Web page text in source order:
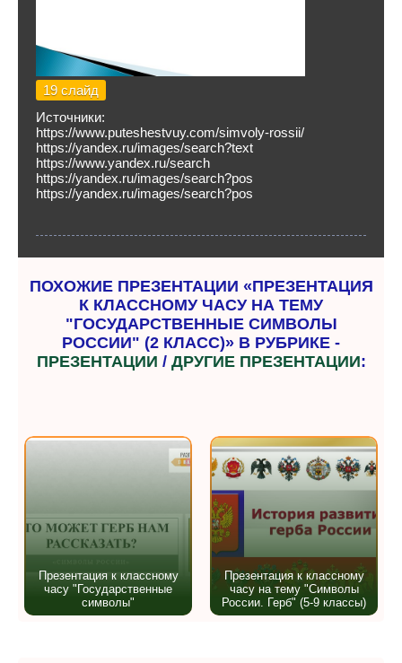
19 слайд
Источники:
https://www.puteshestvuy.com/simvoly-rossii/
https://yandex.ru/images/search?text
https://www.yandex.ru/search
https://yandex.ru/images/search?pos
https://yandex.ru/images/search?pos
ПОХОЖИЕ ПРЕЗЕНТАЦИИ «ПРЕЗЕНТАЦИЯ
К КЛАССНОМУ ЧАСУ НА ТЕМУ
"ГОСУДАРСТВЕННЫЕ СИМВОЛЫ
РОССИИ" (2 КЛАСС)» В РУБРИКЕ -
ПРЕЗЕНТАЦИИ / ДРУГИЕ ПРЕЗЕНТАЦИИ:
Презентация к классному
часу "Государственные
символы"
Презентация к классному
часу на тему "Символы
России. Герб" (5-9 классы)